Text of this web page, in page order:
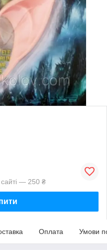
— 250 ₴
Оплата Умови